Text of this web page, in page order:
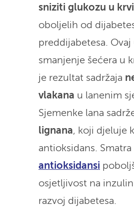
sniziti glukozu u krvi
oboljelih od
preddijabetesa. Ovaj
smanjenje šećera u
je rezultat sadržaja
vlakana u lanenim
Sjemenke lana
lignana, koji djeluje
antioksidans. Smatra
antioksidansi
osjetljivost na
razvoj dijabetesa.